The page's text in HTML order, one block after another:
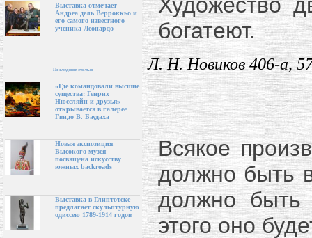
Выставка отмечает
Андреа дель Верроккьо и
его самого известного
ученика Леонардо
Последние статьи
«Где командовали высшие
существа: Генрих
Нюссляйн и друзья»
открывается в галерее
Гвидо В. Баудаха
Новая экспозиция
Высокого музея
посвящена искусству
южных backroads
Выставка в Глиптотеке
предлагает скульптурную
одиссею 1789-1914 годов
богатеют.
Л. Н. Новиков 406-а,
Всякое
должно быть
должно быть
этого оно